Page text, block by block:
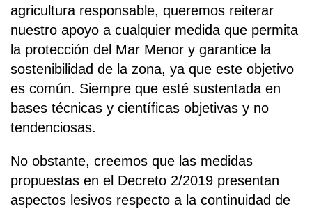
agricultura responsable, queremos reiterar
nuestro apoyo a cualquier medida que permita
la protección del Mar Menor y garantice la
sostenibilidad de la zona, ya que este objetivo
es común. Siempre que esté sustentada en
bases técnicas y científicas objetivas y no
tendenciosas.
No obstante, creemos que las medidas
propuestas en el Decreto 2/2019 presentan
aspectos lesivos respecto a la continuidad de